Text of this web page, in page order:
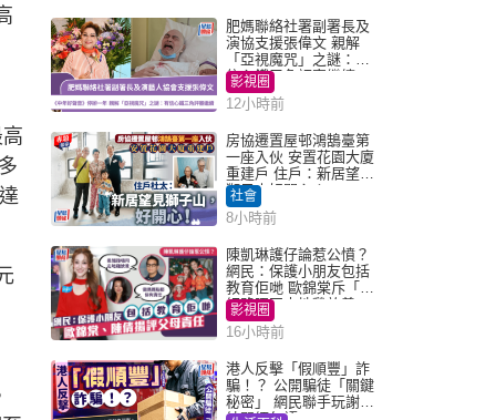
肥媽聯絡社署副署長及
演協支援張偉文 親解
「亞視魔咒」之謎：有
信心鐵三角評審繼續
影視圈
12小時前
房協遷置屋邨鴻鵠臺第
一座入伙 安置花園大廈
重建戶 住戶：新居望見
獅子山好開心！
社會
8小時前
陳凱琳護仔論惹公憤？
網民：保護小朋友包括
教育佢哋 歐錦棠斥「養
細路唔同走地雞放養」
影視圈
16小時前
港人反擊「假順豐」詐
騙！？ 公開騙徒「關鍵
秘密」 網民聯手玩謝：